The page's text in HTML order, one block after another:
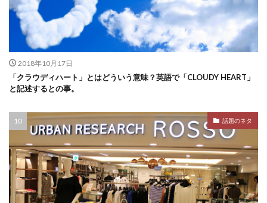
2018年10月17日
「クラウディハート」とはどういう意味？英語で「CLOUDY HEART」
と記述するとの事。
話題のネタ